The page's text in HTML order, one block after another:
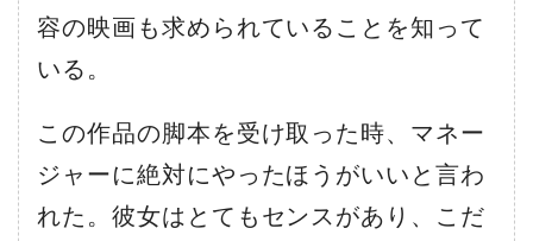
容の映画も求められていることを知って
いる。
この作品の脚本を受け取った時、マネー
ジャーに絶対にやったほうがいいと言わ
れた。彼女はとてもセンスがあり、こだ